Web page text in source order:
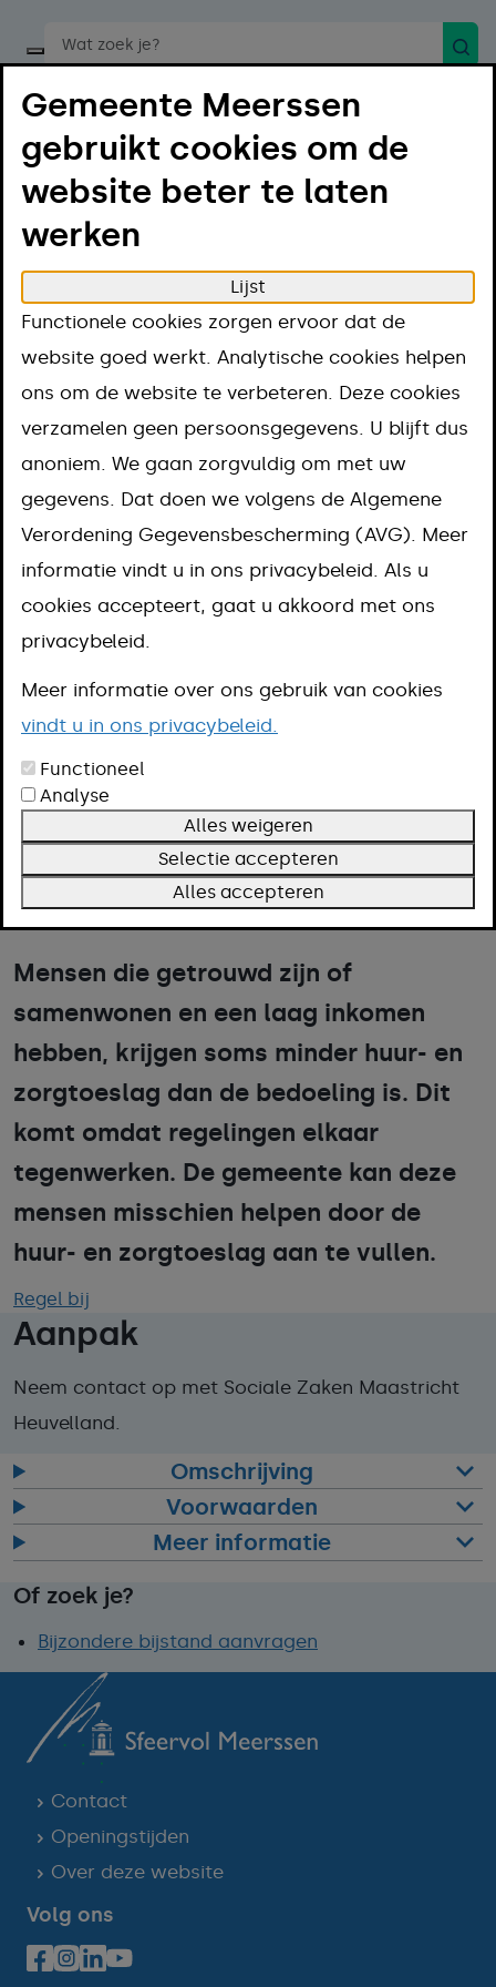
Start een spraakopdracht
Menu
Home
Regelen
Hulp bij laag inkomen en geldzorgen
Uitkeringen
Extra inkomen voor alleenverdieners met
partner
Extra inkomen
voor
alleenverdieners
met partner
Aanpak
Omschrijving
Meer informatie
Mensen die getrouwd zijn of
samenwonen en een laag inkomen
hebben, krijgen soms minder huur- en
zorgtoeslag dan de bedoeling is. Dit
komt omdat regelingen elkaar
tegenwerken. De gemeente kan deze
mensen misschien helpen door de
huur- en zorgtoeslag aan te vullen.
Regel bij
Aanpak
Neem contact op met Sociale Zaken Maastricht
Heuvelland.
Omschrijving
Voorwaarden
Meer informatie
Of zoek je?
Bijzondere bijstand aanvragen
Contact
Openingstijden
Over deze website
Volg ons
Gemeente Meerssen
gebruikt cookies om de
website beter te laten
werken
Lijst
Functionele cookies zorgen ervoor dat de
website goed werkt. Analytische cookies helpen
ons om de website te verbeteren. Deze cookies
verzamelen geen persoonsgegevens. U blijft dus
anoniem. We gaan zorgvuldig om met uw
gegevens. Dat doen we volgens de Algemene
Verordening Gegevensbescherming (AVG). Meer
informatie vindt u in ons privacybeleid. Als u
cookies accepteert, gaat u akkoord met ons
privacybeleid.
Meer informatie over ons gebruik van cookies
vindt u in ons privacybeleid.
Functioneel
Analyse
Alles weigeren
Selectie accepteren
Alles accepteren